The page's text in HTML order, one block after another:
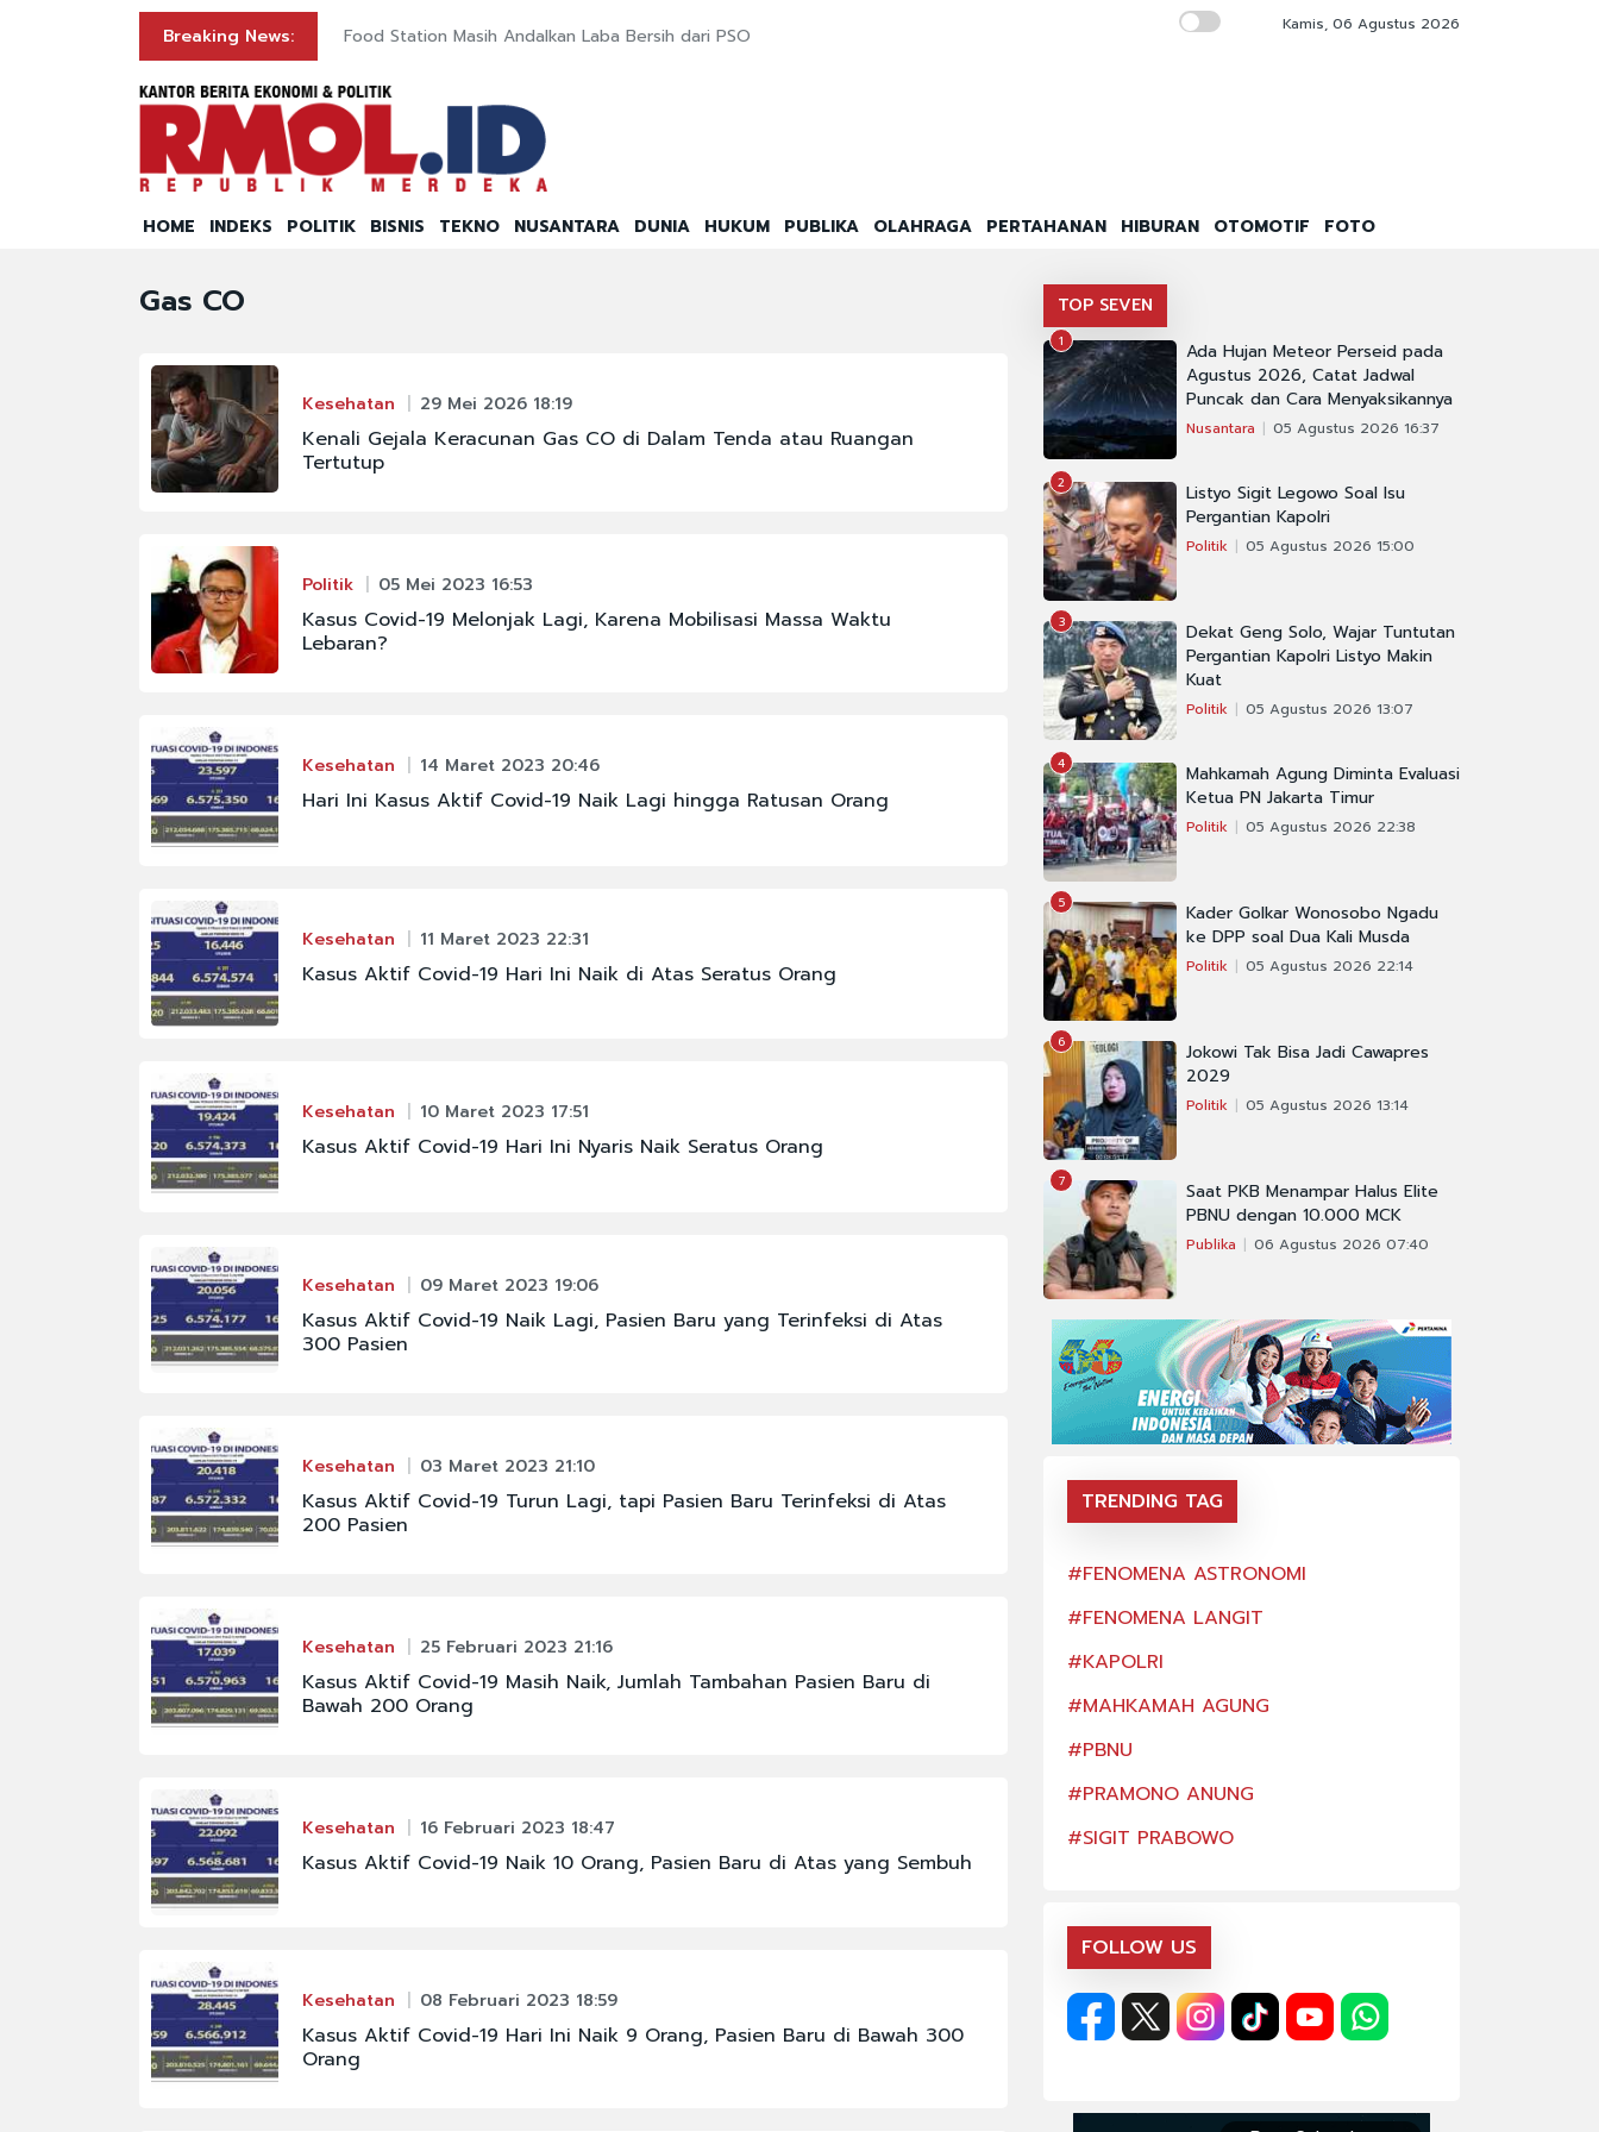
Breaking News: Food Station Masih Andalkan Laba Bersih dari PSO Partisipasi Bermakna di Black Box
Kamis, 06 Agustus 2026
HOME INDEKS POLITIK BISNIS TEKNO NUSANTARA DUNIA HUKUM PUBLIKA OLAHRAGA PERTAHANAN HIBURAN OTOMOTIF FOTO
Gas CO
Kesehatan 29 Mei 2026 18:19
Kenali Gejala Keracunan Gas CO di Dalam Tenda atau Ruangan
Tertutup
Politik 05 Mei 2023 16:53
Kasus Covid-19 Melonjak Lagi, Karena Mobilisasi Massa Waktu
Lebaran?
Kesehatan 14 Maret 2023 20:46
Hari Ini Kasus Aktif Covid-19 Naik Lagi hingga Ratusan Orang
Kesehatan 11 Maret 2023 22:31
Kasus Aktif Covid-19 Hari Ini Naik di Atas Seratus Orang
Kesehatan 10 Maret 2023 17:51
Kasus Aktif Covid-19 Hari Ini Nyaris Naik Seratus Orang
Kesehatan 09 Maret 2023 19:06
Kasus Aktif Covid-19 Naik Lagi, Pasien Baru yang Terinfeksi di Atas
300 Pasien
Kesehatan 03 Maret 2023 21:10
Kasus Aktif Covid-19 Turun Lagi, tapi Pasien Baru Terinfeksi di Atas
200 Pasien
Kesehatan 25 Februari 2023 21:16
Kasus Aktif Covid-19 Masih Naik, Jumlah Tambahan Pasien Baru di
Bawah 200 Orang
Kesehatan 16 Februari 2023 18:47
Kasus Aktif Covid-19 Naik 10 Orang, Pasien Baru di Atas yang Sembuh
Kesehatan 08 Februari 2023 18:59
Kasus Aktif Covid-19 Hari Ini Naik 9 Orang, Pasien Baru di Bawah 300
Orang
TOP SEVEN
1
Ada Hujan Meteor Perseid pada
Agustus 2026, Catat Jadwal
Puncak dan Cara Menyaksikannya
Nusantara 05 Agustus 2026 16:37
2
Listyo Sigit Legowo Soal Isu
Pergantian Kapolri
Politik 05 Agustus 2026 15:00
3
Dekat Geng Solo, Wajar Tuntutan
Pergantian Kapolri Listyo Makin
Kuat
Politik 05 Agustus 2026 13:07
4
Mahkamah Agung Diminta Evaluasi
Ketua PN Jakarta Timur
Politik 05 Agustus 2026 22:38
5
Kader Golkar Wonosobo Ngadu
ke DPP soal Dua Kali Musda
Politik 05 Agustus 2026 22:14
6
Jokowi Tak Bisa Jadi Cawapres
2029
Politik 05 Agustus 2026 13:14
7
Saat PKB Menampar Halus Elite
PBNU dengan 10.000 MCK
Publika 06 Agustus 2026 07:40
TRENDING TAG
#KAPOLRI
#MAHKAMAH AGUNG
#SIGIT PRABOWO
#FENOMENA ASTRONOMI
#FENOMENA LANGIT
#KAPOLRI
#MAHKAMAH AGUNG
#PBNU
#PRAMONO ANUNG
#SIGIT PRABOWO
FOLLOW US